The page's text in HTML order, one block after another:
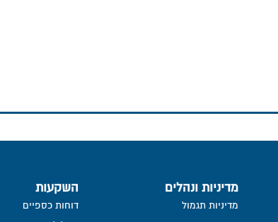
מדיניות ונהלים
מדיניות תגמול
השקעות
דוחות כספיים